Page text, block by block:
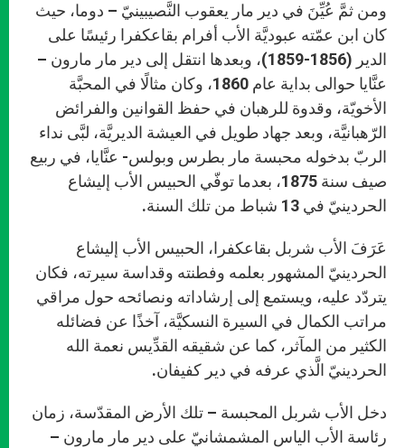
ومن ثمَّ عُيِّنَ في دير مار يعقوب النَّصيبينيّ – دوما، حيث
كان ابن عمّته عبوديَّة الأب أفرام بقاعكفرا رئيسًا على
الدير (1856-1859)، وبعدها انتقل إلى دير مار مارون –
عنَّايا حوالى بداية عام 1860، وكان مثالًا في المحبَّة
الأخويّة، وقدوة للرهبان في حفظ القوانين والفرائض
الرّهبانيَّة، وبعد جهاد طويل في العيشة الديريَّة، لبَّى نداء
الربّ بدخوله محبسة مار بطرس وبولس- عنَّايا، في ربيع
صيف سنة 1875، بعدما توفّي الحبيس الأب إليشاع
الحردينيّ في 13 شباط من تلك السنة.
عَرَفَ الأب شربل بقاعكفرا، الحبيس الأب إليشاع
الحردينيّ المشهور بعلمه وفطنته وقداسة سيرته، فكان
يتردّد عليه، ويستمع إلى إرشاداته ونصائحه حول مراقي
مراتب الكمال في السيرة النسكيَّة، آخذًا عن فضائله
الكثير من المآثر، كما عن شقيقه القدِّيس نعمة الله
الحردينيّ الَّذي عرفه في دير كفيفان.
دخل الأب شربل المحبسة – تلك الأرض المقدّسة، زمان
رئاسة الأب الياس المشمشانيّ على دير مار مارون –